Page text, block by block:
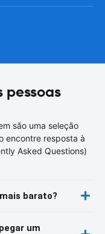
pessoas
são uma seleção
encontre resposta à
Asked Questions)
barato?
um